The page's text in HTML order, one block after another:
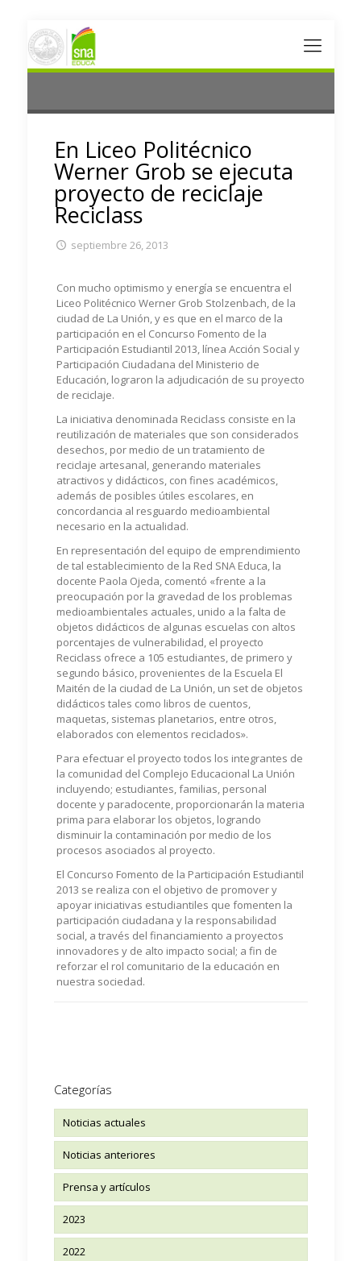
En Liceo Politécnico
Werner Grob se ejecuta
proyecto de reciclaje
Reciclass
septiembre 26, 2013
Con mucho optimismo y energía se encuentra el
Liceo Politécnico Werner Grob Stolzenbach, de la
ciudad de La Unión, y es que en el marco de la
participación en el Concurso Fomento de la
Participación Estudiantil 2013, línea Acción Social y
Participación Ciudadana del Ministerio de
Educación, lograron la adjudicación de su proyecto
de reciclaje.
La iniciativa denominada Reciclass consiste en la
reutilización de materiales que son considerados
desechos, por medio de un tratamiento de
reciclaje artesanal, generando materiales
atractivos y didácticos, con fines académicos,
además de posibles útiles escolares, en
concordancia al resguardo medioambiental
necesario en la actualidad.
En representación del equipo de emprendimiento
de tal establecimiento de la Red SNA Educa, la
docente Paola Ojeda, comentó «frente a la
preocupación por la gravedad de los problemas
medioambientales actuales, unido a la falta de
objetos didácticos de algunas escuelas con altos
porcentajes de vulnerabilidad, el proyecto
Reciclass ofrece a 105 estudiantes, de primero y
segundo básico, provenientes de la Escuela El
Maitén de la ciudad de La Unión, un set de objetos
didácticos tales como libros de cuentos,
maquetas, sistemas planetarios, entre otros,
elaborados con elementos reciclados».
Para efectuar el proyecto todos los integrantes de
la comunidad del Complejo Educacional La Unión
incluyendo; estudiantes, familias, personal
docente y paradocente, proporcionarán la materia
prima para elaborar los objetos, logrando
disminuir la contaminación por medio de los
procesos asociados al proyecto.
El Concurso Fomento de la Participación Estudiantil
2013 se realiza con el objetivo de promover y
apoyar iniciativas estudiantiles que fomenten la
participación ciudadana y la responsabilidad
social, a través del financiamiento a proyectos
innovadores y de alto impacto social; a fin de
reforzar el rol comunitario de la educación en
nuestra sociedad.
Categorías
Noticias actuales
Noticias anteriores
Prensa y artículos
2023
2022